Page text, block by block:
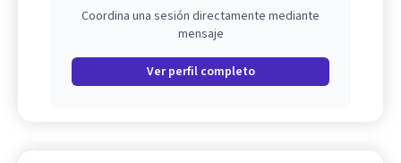
Coordina una sesión directamente mediante
mensaje
Ver perfil completo